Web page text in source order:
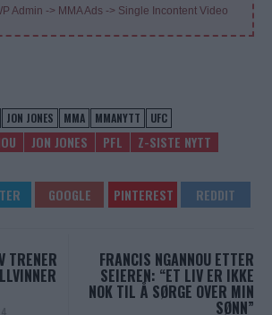
Admin -> MMA Ads -> Single Incontent Video
JON JONES MMA MMANYTT UFC
JON JONES PFL Z-SISTE NYTT
TRENER FRANCIS NGANNOU ETTER
SEIEREN: “ET LIV ER IKKE
NOK TIL Å SØRGE OVER MIN
SØNN”